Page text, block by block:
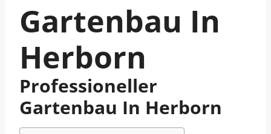
Gartenbau In
Herborn
Professioneller
Gartenbau In Herborn